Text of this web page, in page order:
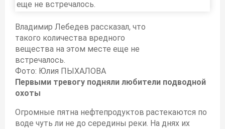
Владимир Лебедев рассказал, что
такого количества вредного
вещества на этом месте еще не
встречалось.
Фото: Юлия ПЫХАЛОВА
Первыми тревогу подняли любители подводной
охоты
Огромные пятна нефтепродуктов растекаются по
воде чуть ли не до середины реки. На днях их